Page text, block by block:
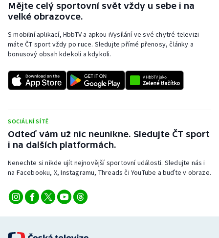
Ragby
Rychlobruslení
Rychlostní kanoistika
Short track
Stolní tenis
Triatlon
Veslování
Vodní slalom
Volejbal
Mějte celý sportovní svět vždy u sebe i na
velké obrazovce.
S mobilní aplikací, HbbTV a apkou iVysílání ve své chytré televizi
máte ČT sport vždy po ruce. Sledujte přímé přenosy, články a
bonusový obsah kdekoli a kdykoli.
SOCIÁLNÍ SÍTĚ
Odteď vám už nic neunikne. Sledujte ČT sport
i na dalších platformách.
Nenechte si nikde ujít nejnovější sportovní události. Sledujte nás i
na Facebooku, X, Instagramu, Threads či YouTube a buďte v obraze.